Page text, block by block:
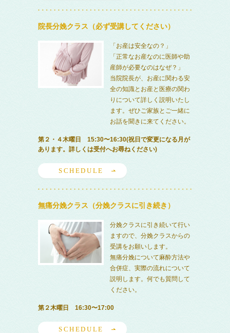
院長分娩クラス（必ず受講してください）
「お産は安全なの？」
「正常なお産なのに医師や助
産師が必要なのはなぜ？」
当院院長が、お産に関わる安
全の知識とお産と医療の関わ
りについて詳しく説明いたし
ます。ぜひご家族とご一緒に
お話を聞きに来てください。
第２・４木曜日 15:30〜16:30(祝日で変更になる月が
あります。詳しくは受付へお尋ねください)
SCHEDULE
無痛分娩クラス（分娩クラスに引き続き）
分娩クラスに引き続いて行い
ますので、分娩クラスからの
受講をお願いします。
無痛分娩について麻酔方法や
合併症、実際の流れについて
説明します。何でも質問して
ください。
第２木曜日 16:30〜17:00
SCHEDULE